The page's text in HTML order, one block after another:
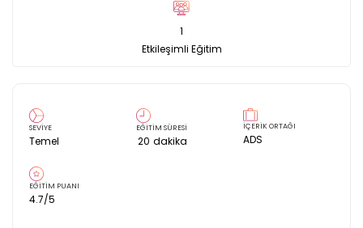
1
Etkileşimli Eğitim
SEVİYE
Temel
EĞİTİM SÜRESİ
20 dakika
İÇERİK ORTAĞI
ADS
EĞİTİM PUANI
4.7/5